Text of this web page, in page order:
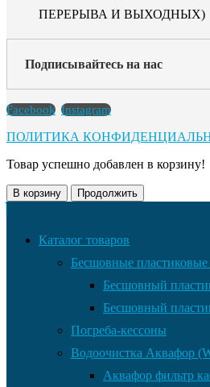
ПЕРЕРЫВА И ВЫХОДНЫХ)
Подписывайтесь на нас
Facebook Instagram
ПОЛИТИКА
Товар успешно добавлен в корзину!
В корзину Продолжить
Каталог товаров
Бесшовные пластиковые
Бесшовный
Бесшовный
Погреба-кессоны
Водоочистка Аквафор
Аквафор фильтр